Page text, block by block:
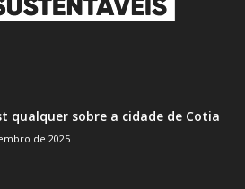
qualquer sobre a cidade de Cotia
de 2025